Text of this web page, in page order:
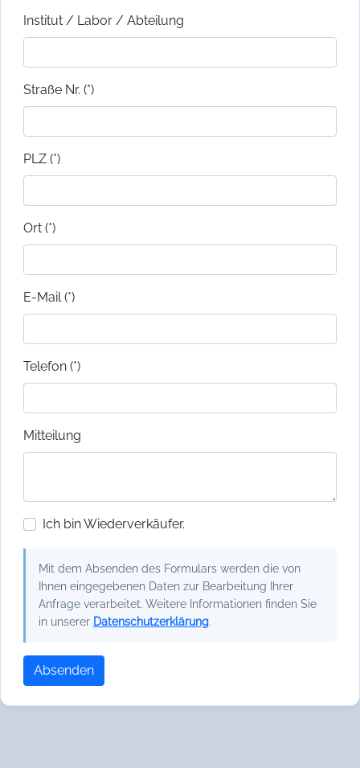
Institut / Labor / Abteilung
Straße Nr. (*)
PLZ (*)
Ort (*)
E-Mail (*)
Telefon (*)
Mitteilung
Ich bin Wiederverkäufer.
Mit dem Absenden des Formulars werden die von
Ihnen eingegebenen Daten zur Bearbeitung Ihrer
Anfrage verarbeitet. Weitere Informationen finden Sie
in unserer Datenschutzerklärung.
Absenden